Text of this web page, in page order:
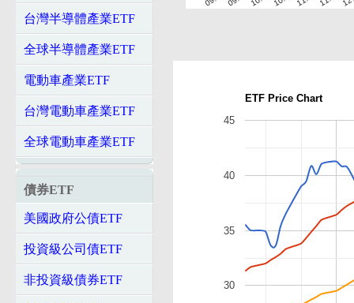
台灣半導體產業ETF
全球半導體產業ETF
電動車產業ETF
台灣電動車產業ETF
全球電動車產業ETF
債券ETF
美國政府公債ETF
投資級公司債ETF
非投資級債券ETF
ETF Price Chart
30
35
40
45